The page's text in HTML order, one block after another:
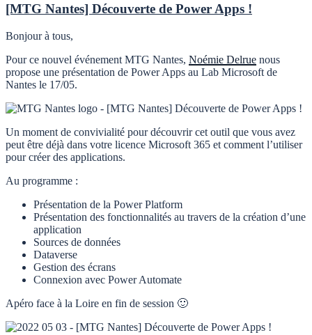
[MTG Nantes] Découverte de Power Apps !
Bonjour à tous,
Pour ce nouvel événement MTG Nantes, Noémie Delrue nous
propose une présentation de Power Apps au Lab Microsoft de
Nantes le 17/05.
Un moment de convivialité pour découvrir cet outil que vous avez
peut être déjà dans votre licence Microsoft 365 et comment l’utiliser
pour créer des applications.
Au programme :
Présentation de la Power Platform
Présentation des fonctionnalités au travers de la création d’une
application
Sources de données
Dataverse
Gestion des écrans
Connexion avec Power Automate
Apéro face à la Loire en fin de session 🙂